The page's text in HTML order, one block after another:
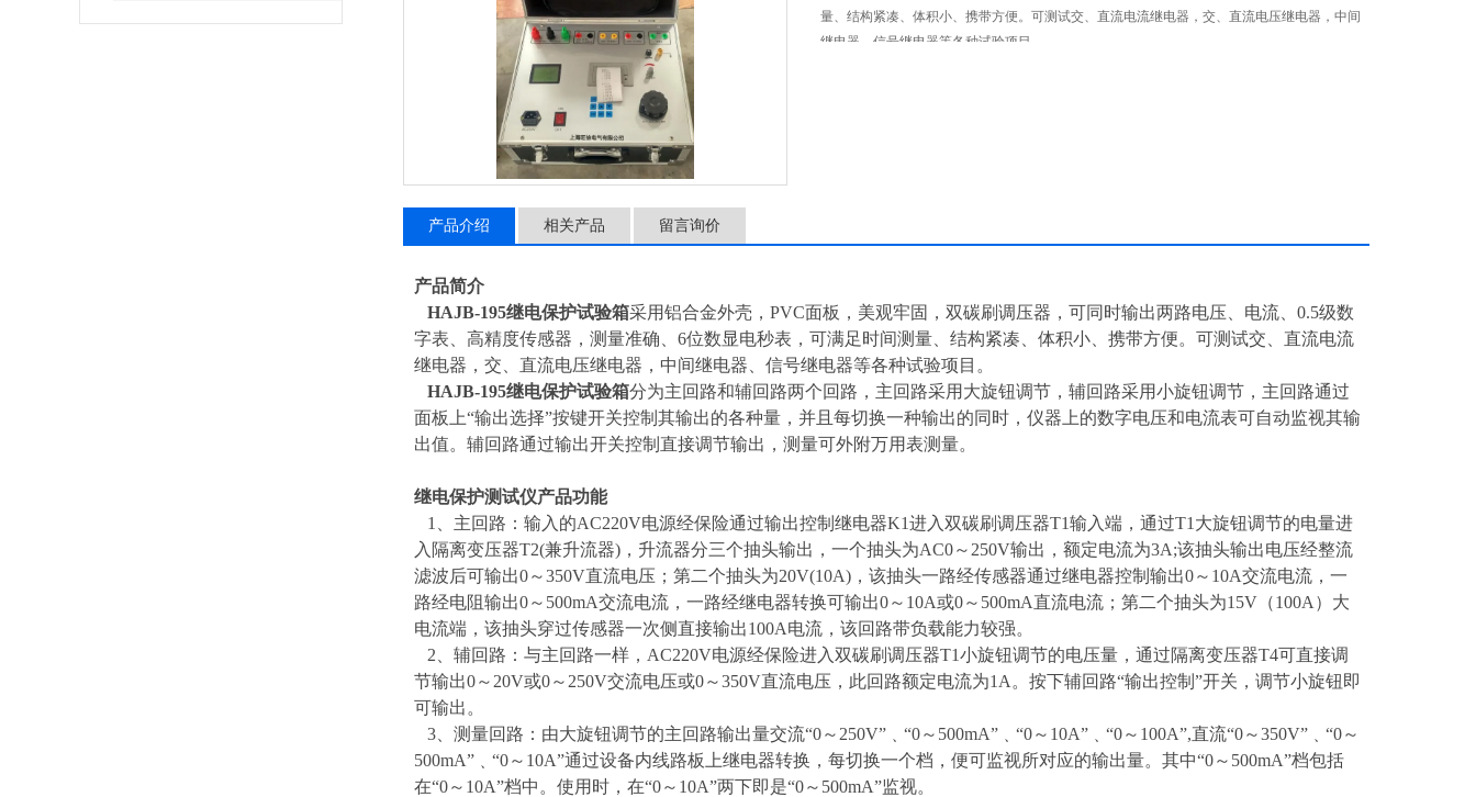
量、结构紧凑、体积小、携带方便。可测试交、直流电流继电器，交、直流电压继电器，中间
继电器、信号继电器等各种试验项目。
产品介绍 相关产品 留言询价
产品简介
HAJB-195继电保护试验箱采用铝合金外壳，PVC面板，美观牢固，双碳刷调压器，可同时输出两路电压、电流、0.5级数
字表、高精度传感器，测量准确、6位数显电秒表，可满足时间测量、结构紧凑、体积小、携带方便。可测试交、直流电流
继电器，交、直流电压继电器，中间继电器、信号继电器等各种试验项目。
HAJB-195继电保护试验箱分为主回路和辅回路两个回路，主回路采用大旋钮调节，辅回路采用小旋钮调节，主回路通过
面板上“输出选择”按键开关控制其输出的各种量，并且每切换一种输出的同时，仪器上的数字电压和电流表可自动监视其输
出值。辅回路通过输出开关控制直接调节输出，测量可外附万用表测量。
继电保护测试仪产品功能
1、主回路：输入的AC220V电源经保险通过输出控制继电器K1进入双碳刷调压器T1输入端，通过T1大旋钮调节的电量进
入隔离变压器T2(兼升流器)，升流器分三个抽头输出，一个抽头为AC0～250V输出，额定电流为3A;该抽头输出电压经整流
滤波后可输出0～350V直流电压；第二个抽头为20V(10A)，该抽头一路经传感器通过继电器控制输出0～10A交流电流，一
路经电阻输出0～500mA交流电流，一路经继电器转换可输出0～10A或0～500mA直流电流；第二个抽头为15V（100A）大
电流端，该抽头穿过传感器一次侧直接输出100A电流，该回路带负载能力较强。
2、辅回路：与主回路一样，AC220V电源经保险进入双碳刷调压器T1小旋钮调节的电压量，通过隔离变压器T4可直接调
节输出0～20V或0～250V交流电压或0～350V直流电压，此回路额定电流为1A。按下辅回路“输出控制”开关，调节小旋钮即
可输出。
3、测量回路：由大旋钮调节的主回路输出量交流“0～250V”﹑“0～500mA”﹑“0～10A”﹑“0～100A”,直流“0～350V”﹑“0～
500mA”﹑“0～10A”通过设备内线路板上继电器转换，每切换一个档，便可监视所对应的输出量。其中“0～500mA”档包括
在“0～10A”档中。使用时，在“0～10A”两下即是“0～500mA”监视。